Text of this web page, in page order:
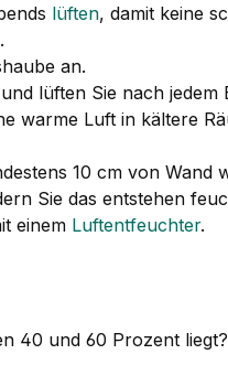
lüften, damit keine
an.
lüften Sie nach jedem
warme Luft in kältere
10 cm von Wand
Sie das entstehen
einem Luftentfeuchter.
40 und 60 Prozent